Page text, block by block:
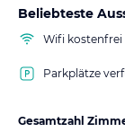
Beliebteste
Wifi kostenfrei
Parkplätze
Gesamtzahl